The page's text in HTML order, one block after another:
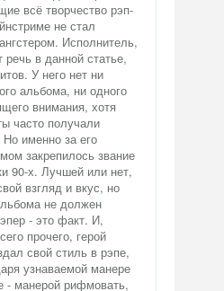
всё творчество рэп-
не стал
Исполнитель,
речь в данной статье,
У него нет ни
альбома, ни одного
внимания, хотя
часто получали
именно за его
закрепилось звание
90-х. Лучшей или нет,
взгляд и вкус, но
не должен
- это факт. И,
прочего, герой
свой стиль в рэпе,
узнаваемой манере
- манерой рифмовать,